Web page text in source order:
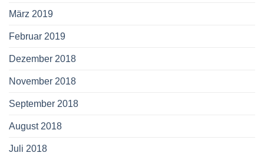
März 2019
Februar 2019
Dezember 2018
November 2018
September 2018
August 2018
Juli 2018